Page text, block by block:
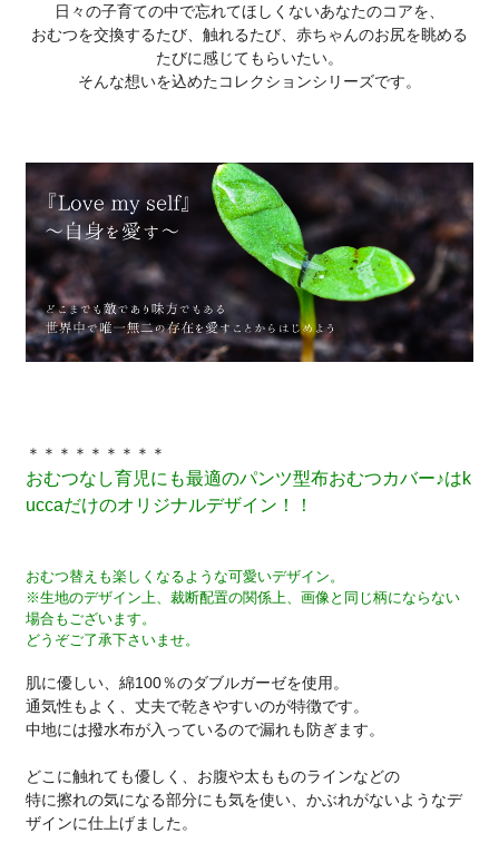
日々の子育ての中で忘れてほしくないあなたのコアを、
おむつを交換するたび、触れるたび、赤ちゃんのお尻を眺める
たびに感じてもらいたい。
そんな想いを込めたコレクションシリーズです。
＊＊＊＊＊＊＊＊＊
おむつなし育児にも最適のパンツ型布おむつカバー♪はk
uccaだけのオリジナルデザイン！！
おむつ替えも楽しくなるような可愛いデザイン。
※生地のデザイン上、裁断配置の関係上、画像と同じ柄にならない
場合もございます。
どうぞご了承下さいませ。
肌に優しい、綿100％のダブルガーゼを使用。
通気性もよく、丈夫で乾きやすいのが特徴です。
中地には撥水布が入っているので漏れも防ぎます。
どこに触れても優しく、お腹や太もものラインなどの
特に擦れの気になる部分にも気を使い、かぶれがないようなデ
ザインに仕上げました。